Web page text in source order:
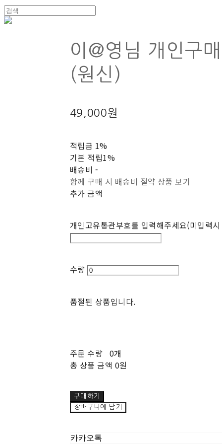
이@영님 개인구
(원신)
49,000원
적립금 1%
기본 적립1%
배송비 -
함께 구매 시 배송비 절약 상품 보기
추가 금액
개인고유통관부호를 입력해주세요(미입력
수량
품절된 상품입니다.
주문 수량 0개
총 상품 금액 0원
구매하기
장바구니에 담기
카카오톡